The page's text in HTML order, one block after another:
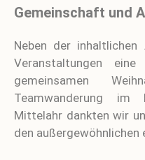
Gemeinschaft und
Neben der
Veranstaltungen
gemeinsamen
Teamwanderung im
Mittelahr dankten wir
den außergewöhnlichen